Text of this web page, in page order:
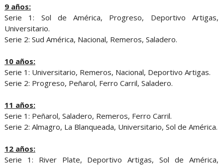
9 años:
Serie 1: Sol de América, Progreso, Deportivo Artigas,
Universitario.
Serie 2: Sud América, Nacional, Remeros, Saladero.
10 años:
Serie 1: Universitario, Remeros, Nacional, Deportivo Artigas.
Serie 2: Progreso, Peñarol, Ferro Carril, Saladero.
11 años:
Serie 1: Peñarol, Saladero, Remeros, Ferro Carril.
Serie 2: Almagro, La Blanqueada, Universitario, Sol de América.
12 años:
Serie 1: River Plate, Deportivo Artigas, Sol de América,